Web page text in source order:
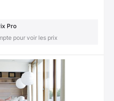
Pro
pour voir les prix